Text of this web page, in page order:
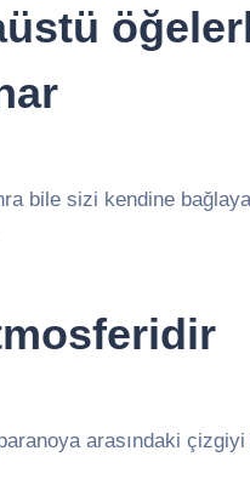
bile sizi kendine
arasındaki çizgiyi